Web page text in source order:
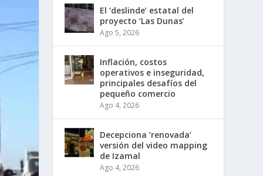
El ‘deslinde’ estatal del
proyecto ‘Las Dunas’
Ago 5, 2026
Inflación, costos
operativos e inseguridad,
principales desafíos del
pequeño comercio
Ago 4, 2026
Decepciona ‘renovada’
versión del video mapping
de Izamal
Ago 4, 2026